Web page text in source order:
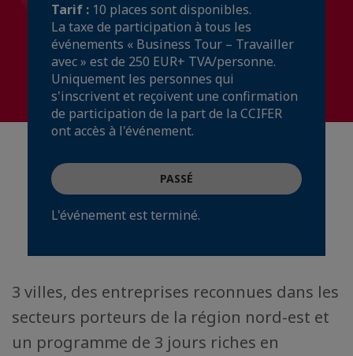
Tarif : 10 places sont disponibles.
La taxe de participation à tous les
événements « Business Tour – Travailler
avec » est de 250 EUR+ TVA/personne.
Uniquement les personnes qui
s'inscrivent et reçoivent une confirmation
de participation de la part de la CCIFER
ont accès à l'événement.
PASSÉ
L'événement est terminé.
3 villes, des entreprises reconnues dans les
secteurs porteurs de la région nord-est et
un programme de 3 jours riches en